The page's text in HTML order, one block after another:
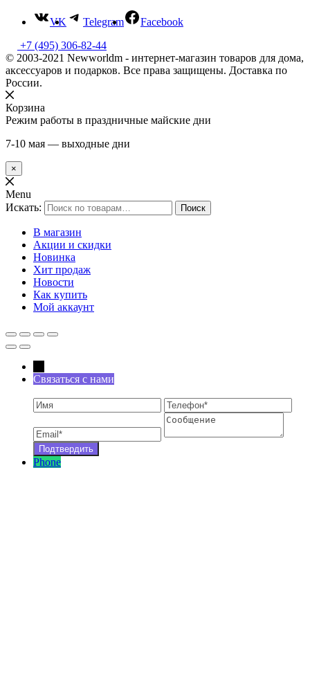
VK Telegram
Facebook
+7 (495) 306-82-44
© 2003-2021 Newworldm - интернет-магазин товаров для дома,
аксессуаров и подарков. Все права защищены. Доставка по
России.
Корзина
Режим работы в праздничные майские дни
7-10 мая — выходные дни
×
Menu
Искать:
Поиск
В магазин
Акции и скидки
Новинка
Хит продаж
Новости
Как купить
Мой аккаунт
Связаться с нами
Phone